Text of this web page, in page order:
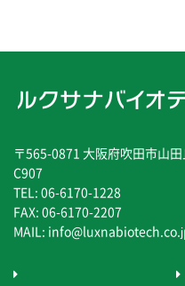
〒565-0871 大阪府吹田市山
C907
TEL: 06-6170-1228
FAX: 06-6170-2207
MAIL: